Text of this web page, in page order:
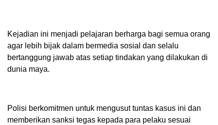
Kejadian ini menjadi pelajaran berharga bagi semua orang
agar lebih bijak dalam bermedia sosial dan selalu
bertanggung jawab atas setiap tindakan yang dilakukan di
dunia maya.
Polisi berkomitmen untuk mengusut tuntas kasus ini dan
memberikan sanksi tegas kepada para pelaku sesuai